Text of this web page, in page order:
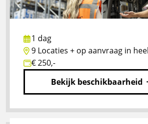
1 dag
9 Locaties + op aanvraag in
€ 250,-
Bekijk beschikbaarheid